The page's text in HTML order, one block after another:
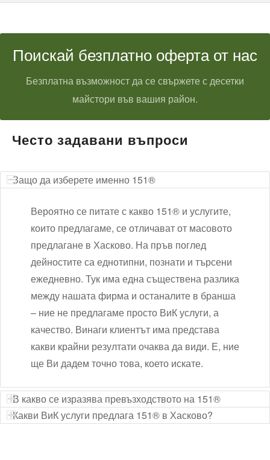
Поискай безплатно оферта от нас
Безплатна възможност да се свържете с десетки
майстори във вашия район.
Често задавани въпроси
Защо да изберете именно 151®
Вероятно се питате с какво 151® и услугите,
които предлагаме, се отличават от масовото
предлагане в Хасково. На пръв поглед
дейностите са еднотипни, познати и търсени
ежедневно. Тук има една съществена разлика
между нашата фирма и останалите в бранша
– ние не предлагаме просто ВиК услуги, а
качество. Винаги клиентът има представа
какви крайни резултати очаква да види. Е, ние
ще Ви дадем точно това, което искате.
В какво се изразява превъзходството на 151®
Какви ВиК услуги предлага 151® в Хасково?